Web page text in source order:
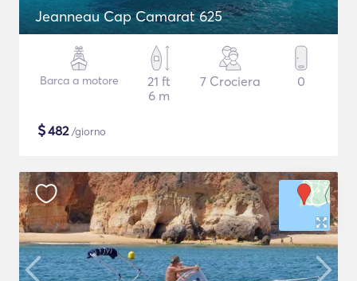
Jeanneau Cap Camarat 625
Barca a motore
21 ft
6 m
7 Crociera 0
$482/giorno